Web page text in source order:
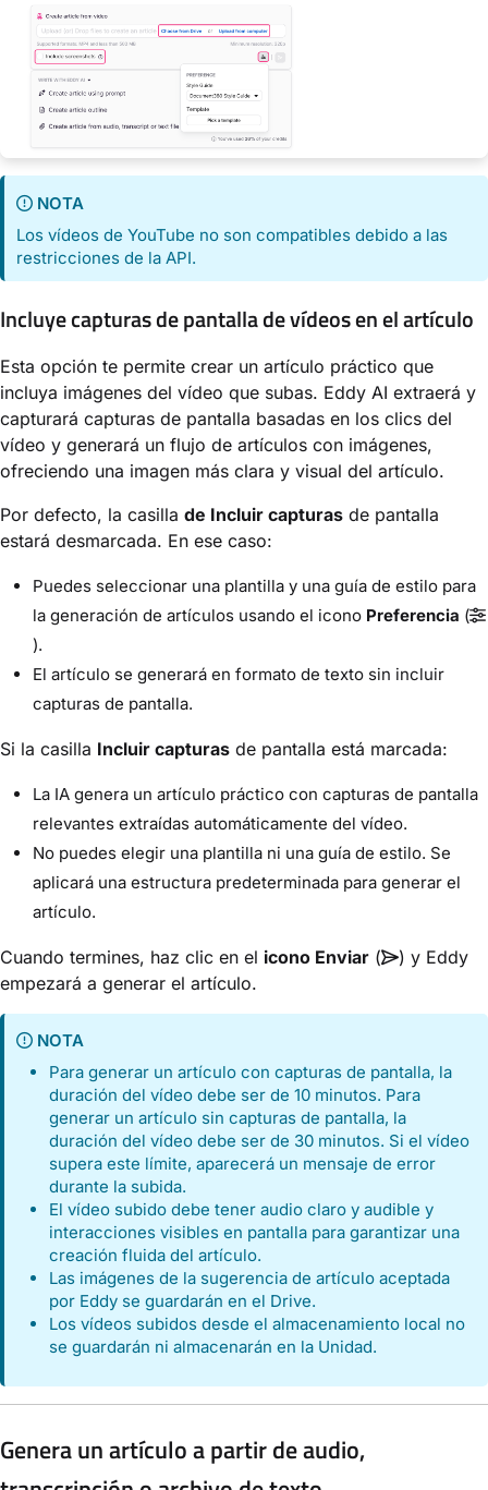
NOTA
Los vídeos de YouTube no son compatibles debido a las
restricciones de la API.
Incluye capturas de pantalla de vídeos en el artículo
Esta opción te permite crear un artículo práctico que
incluya imágenes del vídeo que subas. Eddy AI extraerá y
capturará capturas de pantalla basadas en los clics del
vídeo y generará un flujo de artículos con imágenes,
ofreciendo una imagen más clara y visual del artículo.
Por defecto, la casilla de Incluir capturas de pantalla
estará desmarcada. En ese caso:
Puedes seleccionar una plantilla y una guía de estilo para
la generación de artículos usando el icono Preferencia (
).
El artículo se generará en formato de texto sin incluir
capturas de pantalla.
Si la casilla Incluir capturas de pantalla está marcada:
La IA genera un artículo práctico con capturas de pantalla
relevantes extraídas automáticamente del vídeo.
No puedes elegir una plantilla ni una guía de estilo. Se
aplicará una estructura predeterminada para generar el
artículo.
Cuando termines, haz clic en el icono Enviar (
) y Eddy
empezará a generar el artículo.
NOTA
Para generar un artículo con capturas de pantalla, la
duración del vídeo debe ser de 10 minutos. Para
generar un artículo sin capturas de pantalla, la
duración del vídeo debe ser de 30 minutos. Si el vídeo
supera este límite, aparecerá un mensaje de error
durante la subida.
El vídeo subido debe tener audio claro y audible y
interacciones visibles en pantalla para garantizar una
creación fluida del artículo.
Las imágenes de la sugerencia de artículo aceptada
por Eddy se guardarán en el Drive.
Los vídeos subidos desde el almacenamiento local no
se guardarán ni almacenarán en la Unidad.
Genera un artículo a partir de audio,